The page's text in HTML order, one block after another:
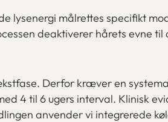
lysenergi målrettes specifikt
deaktiverer hårets evne til
Derfor kræver en
4 til 6 ugers interval. Klinisk
anvender vi integrerede